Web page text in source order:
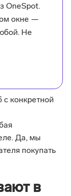
OneSpot.
окне —
Не
конкретной
Да, мы
покупать
в